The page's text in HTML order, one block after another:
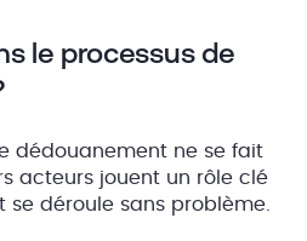
le processus de
dédouanement ne se fait
acteurs jouent un rôle clé
se déroule sans problème.